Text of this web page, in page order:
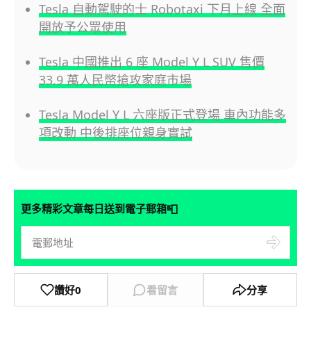
Tesla 自動駕駛的士 Robotaxi 下月上線 全面
開放予公眾使用
Tesla 中國推出 6 座 Model Y L SUV 售價
33.9 萬人民幣搶攻家庭市場
Tesla Model Y L 六座版正式登場 車內功能多
項改動 中後排座位親身實試
更多精彩文章每日送到電子郵箱📮
讚好0 看留言 分享